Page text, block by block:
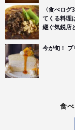
〈食べロ
てくる料理
継ぐ気鋭店
今が旬！ プ
食